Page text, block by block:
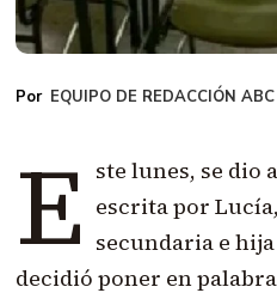
EQUIPO DE REDACCIÓN ABC
E ste lunes, se dio
escrita por
secundaria e
decidió poner en